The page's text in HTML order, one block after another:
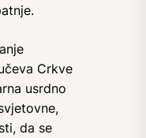
Crkve
usrdno
da se